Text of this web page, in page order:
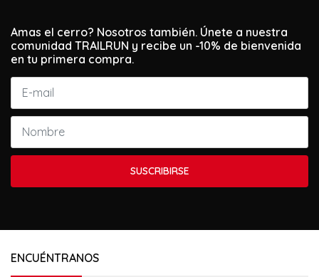
Amas el cerro? Nosotros también. Únete a nuestra
comunidad TRAILRUN y recibe un -10% de bienvenida
en tu primera compra.
SUSCRIBIRSE
ENCUÉNTRANOS